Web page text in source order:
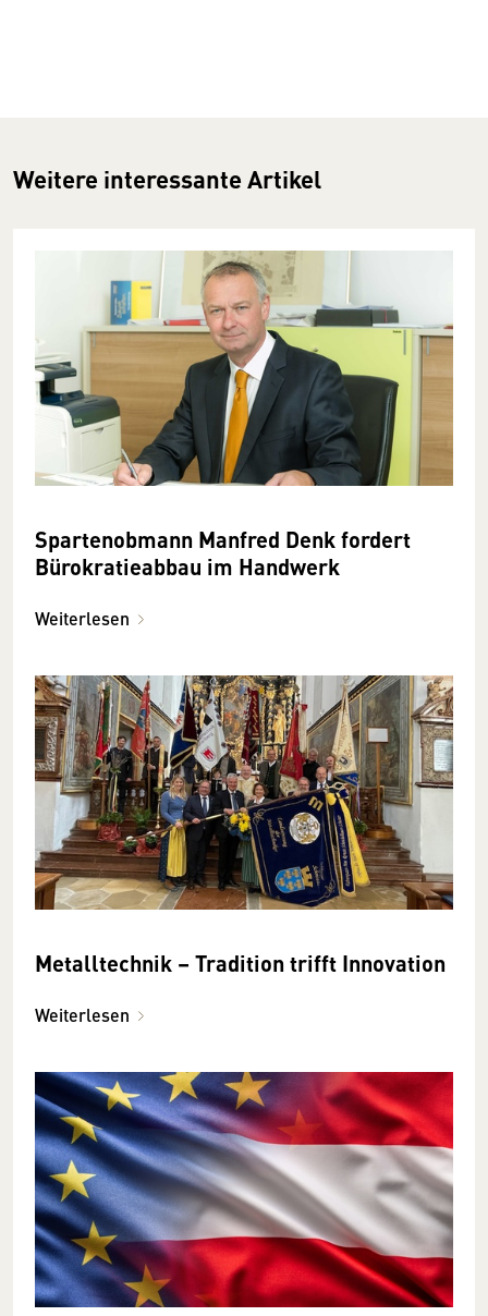
Weitere interessante Artikel
Spartenobmann Manfred Denk fordert
Bürokratieabbau im Handwerk
Weiterlesen
Metalltechnik – Tradition trifft Innovation
Weiterlesen